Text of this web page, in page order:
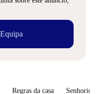
Regras da casa Senhorio